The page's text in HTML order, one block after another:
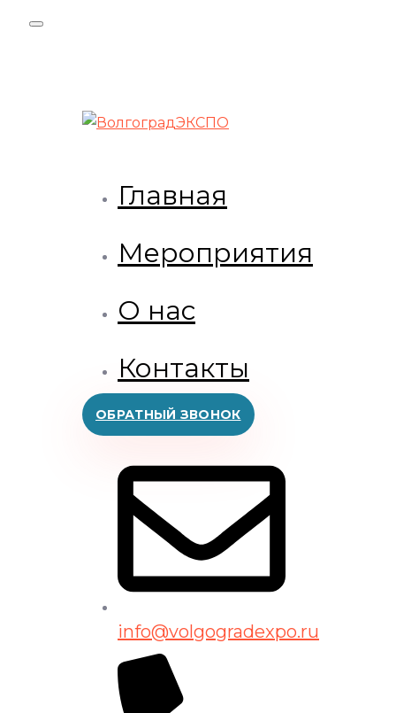
Skip
Skip
Главная
Мероприятия
О нас
Контакты
ОБРАТНЫЙ ЗВОНОК
info@volgogradexpo.ru